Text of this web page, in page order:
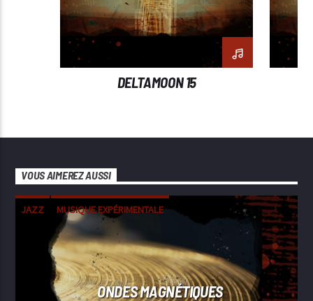
DELTAMOON 15
VOUS AIMEREZ AUSSI
JAZZ MUSIQUE EXPÉRIMENTALE
ONDES MAGNÉTIQUES